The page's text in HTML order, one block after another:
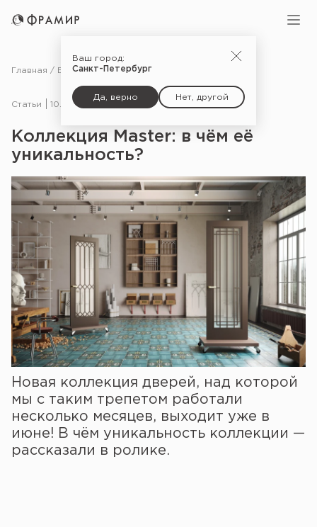
Ваш город:
Санкт-Петербург
Да, верно Нет, другой
Главная Блог Статьи
Статьи 10.06.25
Коллекция Master: в чём её
уникальность?
Новая коллекция дверей, над которой
мы с таким трепетом работали
несколько месяцев, выходит уже в
июне! В чём уникальность коллекции —
рассказали в ролике.